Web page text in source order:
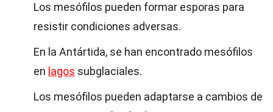
Los mesófilos pueden formar esporas para
resistir condiciones adversas.
En la Antártida, se han encontrado mesófilos
en lagos subglaciales.
Los mesófilos pueden adaptarse a cambios de